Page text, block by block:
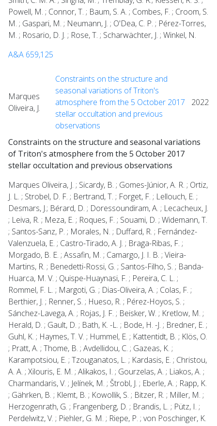
Powell, M. ; Connor, T. ; Baum, S. A. ; Combes, F. ; Croom, S.
M. ; Gaspari, M. ; Neumann, J. ; O'Dea, C. P. ; Pérez-Torres,
M. ; Rosario, D. J. ; Rose, T. ; Scharwächter, J. ; Winkel, N.
A&A 659,125
Marques
Oliveira, J.
Constraints on the structure and
seasonal variations of Triton's
atmosphere from the 5 October 2017
stellar occultation and previous
observations
2022
Constraints on the structure and seasonal variations
of Triton's atmosphere from the 5 October 2017
stellar occultation and previous observations
Marques Oliveira, J. ; Sicardy, B. ; Gomes-Júnior, A. R. ; Ortiz,
J. L. ; Strobel, D. F. ; Bertrand, T. ; Forget, F. ; Lellouch, E. ;
Desmars, J.; Bérard, D. ; Doressoundiram, A. ; Lecacheux, J.
; Leiva, R. ; Meza, E. ; Roques, F. ; Souami, D. ; Widemann, T.
; Santos-Sanz, P. ; Morales, N. ; Duffard, R. ; Fernández-
Valenzuela, E. ; Castro-Tirado, A. J. ; Braga-Ribas, F. ;
Morgado, B. E. ; Assafin, M. ; Camargo, J. I. B. ; Vieira-
Martins, R. ; Benedetti-Rossi, G. ; Santos-Filho, S. ; Banda-
Huarca, M. V. ; Quispe-Huaynasi, F. ; Pereira, C. L. ;
Rommel, F. L. ; Margoti, G. ; Dias-Oliveira, A. ; Colas, F. ;
Berthier, J. ; Renner, S. ; Hueso, R. ; Pérez-Hoyos, S. ;
Sánchez-Lavega, A. ; Rojas, J. F. ; Beisker, W. ; Kretlow, M. ;
Herald, D. ; Gault, D. ; Bath, K. -L. ; Bode, H. -J. ; Bredner, E. ;
Guhl, K. ; Haymes, T. V. ; Hummel, E. ; Kattentidt, B. ; Klös, O.
; Pratt, A. ; Thome, B. ; Avdellidou, C. ; Gazeas, K. ;
Karampotsiou, E. ; Tzouganatos, L. ; Kardasis, E. ; Christou,
A. A. ; Xilouris, E. M. ; Alikakos, I. ; Gourzelas, A. ; Liakos, A. ;
Charmandaris, V. ; Jelínek, M. ; Štrobl, J. ; Eberle, A. ; Rapp, K.
; Gährken, B. ; Klemt, B. ; Kowollik, S. ; Bitzer, R. ; Miller, M. ;
Herzogenrath, G. ; Frangenberg, D. ; Brandis, L. ; Pütz, I. ;
Perdelwitz, V. ; Piehler, G. M. ; Riepe, P. ; von Poschinger, K.